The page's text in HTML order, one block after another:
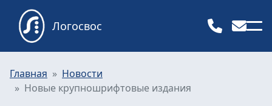
Логосвос
Главная
Новости
Новые крупношрифтовые издания